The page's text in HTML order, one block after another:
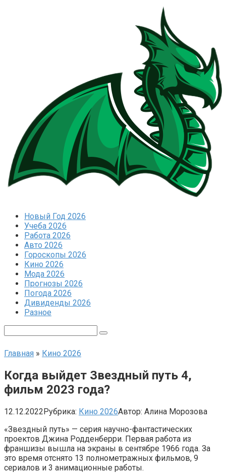
Новый Год 2026
Учеба 2026
Работа 2026
Авто 2026
Гороскопы 2026
Кино 2026
Мода 2026
Прогнозы 2026
Погода 2026
Дивиденды 2026
Разное
Главная » Кино 2026
Когда выйдет Звездный путь 4,
фильм 2023 года?
12.12.2022Рубрика: Кино 2026Автор: Алина Морозова
«Звездный путь» — серия научно-фантастических
проектов Джина Родденберри. Первая работа из
франшизы вышла на экраны в сентябре 1966 года. За
это время отснято 13 полнометражных фильмов, 9
сериалов и 3 анимационные работы.